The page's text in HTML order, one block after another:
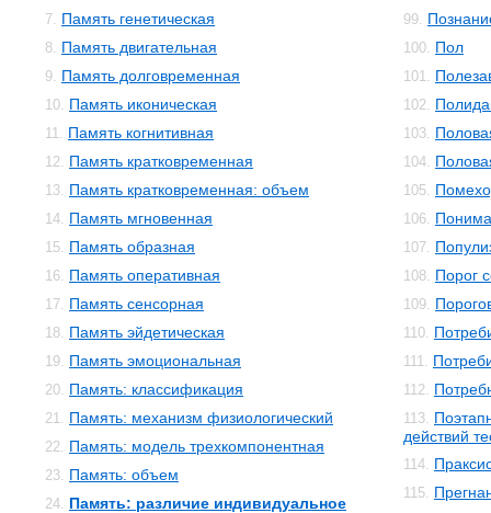
7. Память генетическая
8. Память двигательная
9. Память долговременная
10. Память иконическая
11. Память когнитивная
12. Память кратковременная
13. Память кратковременная: объем
14. Память мгновенная
15. Память образная
16. Память оперативная
17. Память сенсорная
18. Память эйдетическая
19. Память эмоциональная
20. Память: классификация
21. Память: механизм физиологический
22. Память: модель трехкомпонентная
23. Память: объем
24. Память: различие индивидуальное
99.
100. Пол
101.
102.
103.
104.
105.
106.
107.
108. Порог
109.
110.
111.
112.
113.
действий
114.
115.